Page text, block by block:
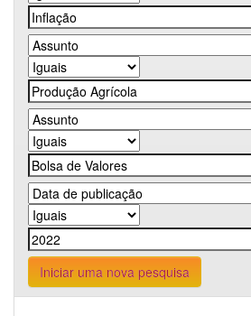
Iniciar uma nova pesquisa